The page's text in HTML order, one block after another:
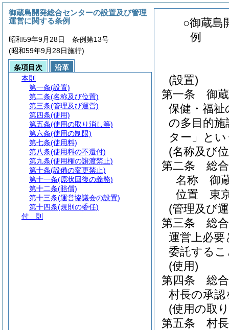
○御蔵島
例
(設置)
第一条
御
保健・福祉
の多目的
ター」と
(名称及び
第二条
総
名称 御
位置 東
(管理及び
第三条
総
運営上必
委託する
(使用)
第四条
総
村長の承
(使用の取
第五条
村
御蔵島開発総合センターの設置及び管理
運営に関する条例
昭和59年9月28日 条例第13号
(昭和59年9月28日施行)
条項目次
沿革
本則
第一条(設置)
第二条(名称及び位置)
第三条(管理及び運営)
第四条(使用)
第五条(使用の取り消し等)
第六条(使用の制限)
第七条(使用料)
第八条(使用料の不還付)
第九条(使用権の譲渡禁止)
第十条(設備の変更禁止)
第十一条(原状回復の義務)
第十二条(賠償)
第十三条(運営協議会の設置)
第十四条(規則の委任)
付 則